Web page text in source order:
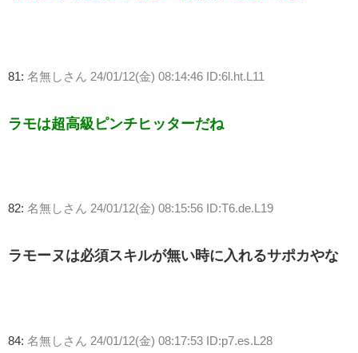
81: 名無しさん 24/01/12(金) 08:14:46 ID:6l.ht.L11
ラモは超高級ピンチヒッターだね
82: 名無しさん 24/01/12(金) 08:15:56 ID:T6.de.L19
ラモーヌは必須スキルが無い時に入れるサポカやな
84: 名無しさん 24/01/12(金) 08:17:53 ID:p7.es.L28